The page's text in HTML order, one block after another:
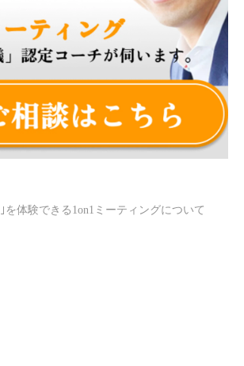
体験できる1on1ミーティングについて